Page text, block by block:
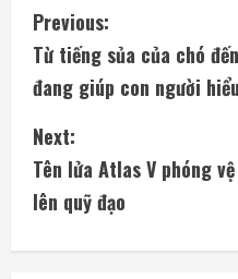
C
o
n
t
i
n
Previous:
Từ tiếng sủa của chó
đang giúp con người
Next:
Tên lửa Atlas V phóng
lên quỹ đạo